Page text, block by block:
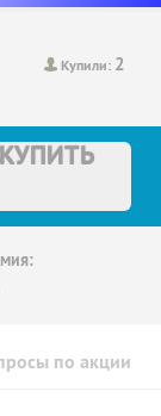
Купили: 2
КУПИТЬ
по акции